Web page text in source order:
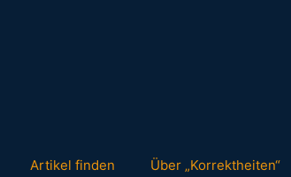
Artikel finden Über „Korrektheiten“